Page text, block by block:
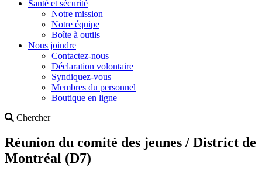
Santé et sécurité
Notre mission
Notre équipe
Boîte à outils
Nous joindre
Contactez-nous
Déclaration volontaire
Syndiquez-vous
Membres du personnel
Boutique en ligne
ChercherSearch
Réunion du comité des jeunes / District de
Montréal (D7)